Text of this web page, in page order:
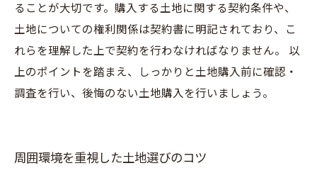
ることが大切です。購入する土地に関する契約条件や、
土地についての権利関係は契約書に明記されており、こ
れらを理解した上で契約を行わなければなりません。 以
上のポイントを踏まえ、しっかりと土地購入前に確認・
調査を行い、後悔のない土地購入を行いましょう。
周囲環境を重視した土地選びのコツ